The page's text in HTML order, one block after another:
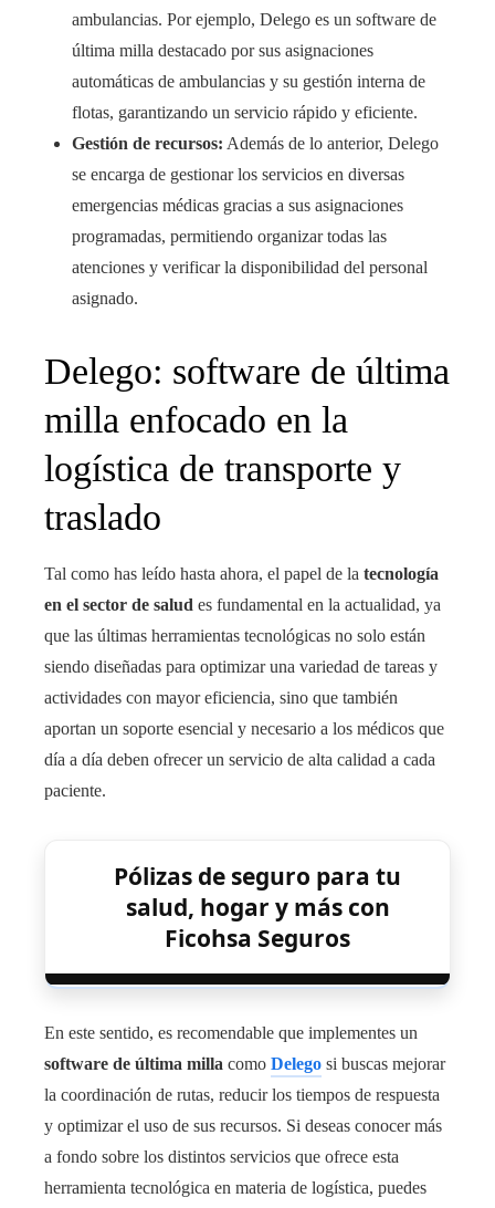
ambulancias. Por ejemplo, Delego es un software de
última milla destacado por sus asignaciones
automáticas de ambulancias y su gestión interna de
flotas, garantizando un servicio rápido y eficiente.
Gestión de recursos: Además de lo anterior, Delego
se encarga de gestionar los servicios en diversas
emergencias médicas gracias a sus asignaciones
programadas, permitiendo organizar todas las
atenciones y verificar la disponibilidad del personal
asignado.
Delego: software de última
milla enfocado en la
logística de transporte y
traslado
Tal como has leído hasta ahora, el papel de la tecnología
en el sector de salud es fundamental en la actualidad, ya
que las últimas herramientas tecnológicas no solo están
siendo diseñadas para optimizar una variedad de tareas y
actividades con mayor eficiencia, sino que también
aportan un soporte esencial y necesario a los médicos que
día a día deben ofrecer un servicio de alta calidad a cada
paciente.
Pólizas de seguro para tu
salud, hogar y más con
Ficohsa Seguros
En este sentido, es recomendable que implementes un
software de última milla como Delego si buscas mejorar
la coordinación de rutas, reducir los tiempos de respuesta
y optimizar el uso de sus recursos. Si deseas conocer más
a fondo sobre los distintos servicios que ofrece esta
herramienta tecnológica en materia de logística, puedes